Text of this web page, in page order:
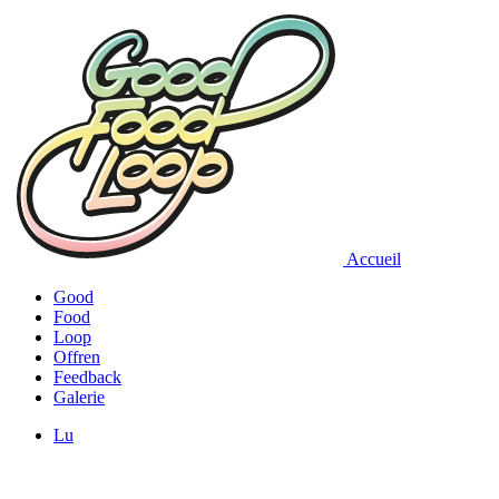
Accueil
Good
Food
Loop
Offren
Feedback
Galerie
Lu